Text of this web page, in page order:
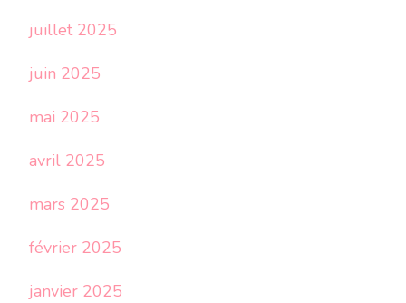
juillet 2025
juin 2025
mai 2025
avril 2025
mars 2025
février 2025
janvier 2025